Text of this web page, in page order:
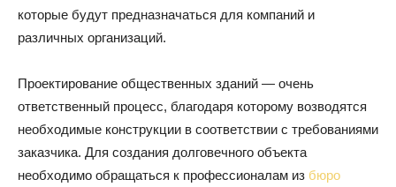
которые будут предназначаться для компаний и
различных организаций.
Проектирование общественных зданий — очень
ответственный процесс, благодаря которому возводятся
необходимые конструкции в соответствии с требованиями
заказчика. Для создания долговечного объекта
необходимо обращаться к профессионалам из бюро